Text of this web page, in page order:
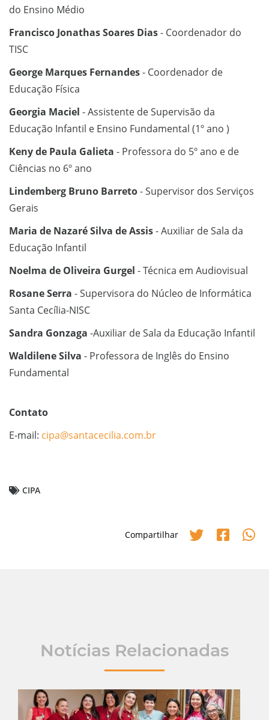
do Ensino Médio
Francisco Jonathas Soares Dias- Coordenador do
TISC
George Marques Fernandes- Coordenador de
Educação Física
Georgia Maciel - Assistente de Supervisão da
Educação Infantil e Ensino Fundamental (1º ano )
Keny de Paula Galieta - Professora do 5º ano e de
Ciências no 6º ano
Lindemberg Bruno Barreto- Supervisor dos Serviços
Gerais
Maria de Nazaré Silva de Assis- Auxiliar de Sala da
Educação Infantil
Noelma de Oliveira Gurgel - Técnica em Audiovisual
Rosane Serra - Supervisora do Núcleo de Informática
Santa Cecília-NISC
Sandra Gonzaga -Auxiliar de Sala da Educação Infantil
Waldilene Silva - Professora de Inglês do Ensino
Fundamental
Contato
E-mail: cipa@santacecilia.com.br
CIPA
Compartilhar
Notícias Relacionadas